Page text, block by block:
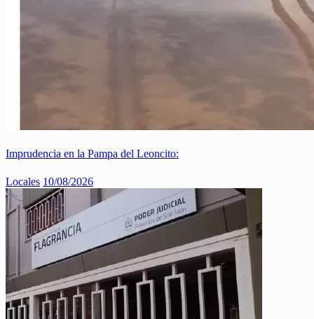
Imprudencia en la Pampa del Leoncito:
Locales 10/08/2026